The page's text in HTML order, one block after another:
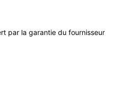
par la garantie du fournisseur